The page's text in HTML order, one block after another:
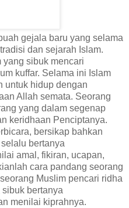
gejala baru yang selama
dan sejarah Islam.
yang sibuk mencari
kuffar. Selama ini Islam
untuk hidup dengan
Allah semata. Seorang
yang dalam segenap
keridhaan Penciptanya.
bersikap bahkan
bertanya
amal, fikiran, ucapan,
cara pandang seorang
Muslim pencari ridha
bertanya
menilai kiprahnya.